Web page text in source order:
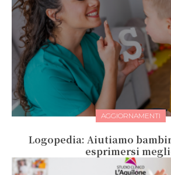
AGGIORNAMENTI
Logopedia: Aiutiamo
esprimersi